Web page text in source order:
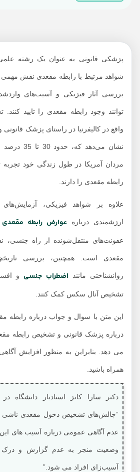
و
در
پزشکی قانونی به عنوان یک رشته علمی،
شواهد مرتبط با رابطه مقعدی نقش مهمی دارد.
بررسی آثار فیزیکی و آسیب‌های واردشده
توانند وجود رابطه مقعدی را تایید کنند.
واقع در کالیفرنیا در راستای پزشک قانونی و
مردان آمریکا در طول زندگی خود تجربه
رابطه مقعدی را دارند.
علاوه بر شواهد فیزیکی، آزمایش‌های
ارزشمندی درباره عوارض رابطه مقعدی
عفونت‌های منتقل‌شونده از راه جنسی،
مقعدی است. همچنین، بررسی تاریخچه
روانشناختی ماننداضطراب جنسیو افسردگی
تشخیص آنال سکس کمک کنند.
این متن با سوال و جواب درباره رابطه
درباره پزشک قانونی و تشخیص رابطه مقعدی
می دهد. بنابراین به منظور افزایش آگاهی خود
همراه باشید.
دکتر سارا کاتز استادیار دانشگاه در
“چالش‌های تشخیص دخول مقعدی ناشی از
عدم آگاهی عمومی درباره آسیب های این
وضعیت منجر به عدم گزارش و درک
آسیب‌زای افراد می شود.”